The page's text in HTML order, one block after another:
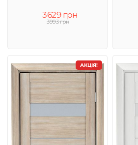
3629 грн
3993 грн
АКЦІЯ!